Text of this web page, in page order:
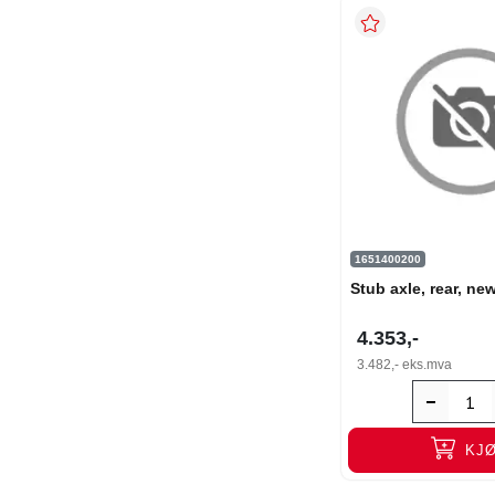
1651400200
Stub axle, rear,
4.353,-
3.482,- eks.mva